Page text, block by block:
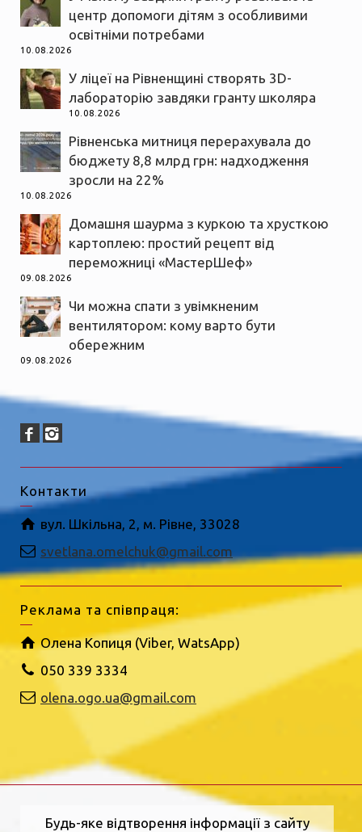
центр допомоги дітям з особливими
освітніми потребами
10.08.2026
У ліцеї на Рівненщині створять 3D-
лабораторію завдяки гранту школяра
10.08.2026
Рівненська митниця перерахувала до
бюджету 8,8 млрд грн: надходження
зросли на 22%
10.08.2026
Домашня шаурма з куркою та хрусткою
картоплею: простий рецепт від
переможниці «МастерШеф»
09.08.2026
Чи можна спати з увімкненим
вентилятором: кому варто бути
обережним
09.08.2026
Контакти
вул. Шкільна, 2, м. Рівне, 33028
svetlana.omelchuk@gmail.com
Реклама та співпраця:
Олена Копиця (Viber, WatsApp)
050 339 3334
olena.ogo.ua@gmail.com
Будь-яке відтворення інформації з сайту